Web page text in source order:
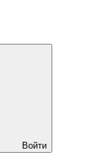
Войти